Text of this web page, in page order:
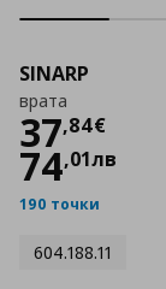
SINARP
врата
37,84€
Цена
74,01лв
190 точки
604.188.11